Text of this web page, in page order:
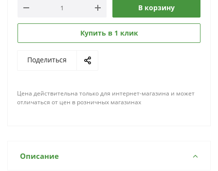
В корзину
Купить в 1 клик
Поделиться
Цена действительна только для интернет-магазина и может
отличаться от цен в розничных магазинах
Описание